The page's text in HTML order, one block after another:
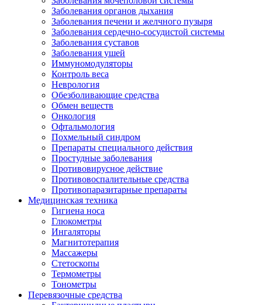
Заболевания органов дыхания
Заболевания печени и желчного пузыря
Заболевания сердечно-сосудистой системы
Заболевания суставов
Заболевания ушей
Иммуномодуляторы
Контроль веса
Неврология
Обезболивающие средства
Обмен веществ
Онкология
Офтальмология
Похмельный синдром
Препараты специального действия
Простудные заболевания
Противовирусное действие
Противовоспалительные средства
Противопаразитарные препараты
Медицинская техника
Гигиена носа
Глюкометры
Ингаляторы
Магнитотерапия
Массажеры
Стетоскопы
Термометры
Тонометры
Перевязочные средства